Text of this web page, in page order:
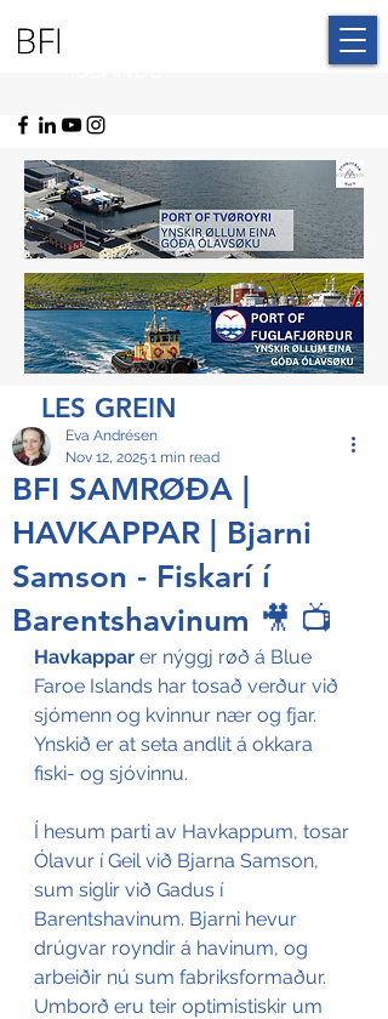
LES GREIN
BFI SAMRØÐA |
HAVKAPPAR | Bjarni
Samson - Fiskarí í
Barentshavinum 🎥 📺
Eva Andrésen
Nov 12, 2025 1 min read
Havkappar er nýggj røð á Blue
Faroe Islands har tosað verður við
sjómenn og kvinnur nær og fjar.
Ynskið er at seta andlit á okkara
fiski- og sjóvinnu.
Í hesum parti av Havkappum, tosar
Ólavur í Geil við Bjarna Samson,
sum siglir við Gadus í
Barentshavinum. Bjarni hevur
drúgvar royndir á havinum, og
arbeiðir nú sum fabriksformaður.
Umborð eru teir optimistiskir um